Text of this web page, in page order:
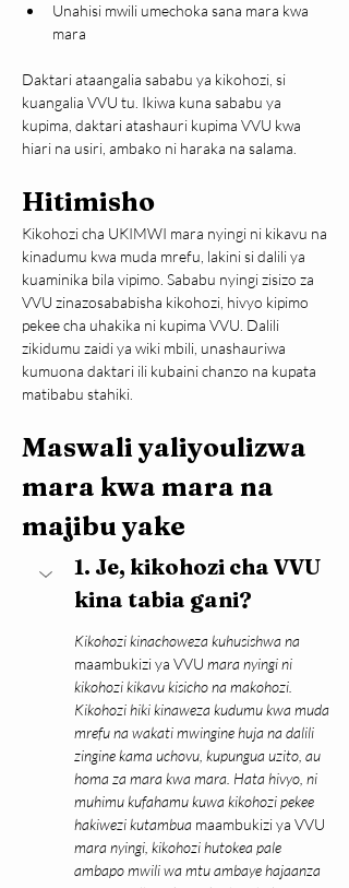
Unahisi mwili umechoka sana mara kwa
mara
Daktari ataangalia sababu ya kikohozi, si
kuangalia VVU tu. Ikiwa kuna sababu ya
kupima, daktari atashauri kupima VVU kwa
hiari na usiri, ambako ni haraka na salama.
Hitimisho
Kikohozi cha UKIMWI mara nyingi ni kikavu na
kinadumu kwa muda mrefu, lakini si dalili ya
kuaminika bila vipimo. Sababu nyingi zisizo za
VVU zinazosababisha kikohozi, hivyo kipimo
pekee cha uhakika ni kupima VVU. Dalili
zikidumu zaidi ya wiki mbili, unashauriwa
kumuona daktari ili kubaini chanzo na kupata
matibabu stahiki.
Maswali yaliyoulizwa
mara kwa mara na
majibu yake
1. Je, kikohozi cha VVU
kina tabia gani?
Kikohozi kinachoweza kuhusishwa na
maambukizi ya VVU mara nyingi ni
kikohozi kikavu kisicho na makohozi.
Kikohozi hiki kinaweza kudumu kwa muda
mrefu na wakati mwingine huja na dalili
zingine kama uchovu, kupungua uzito, au
homa za mara kwa mara. Hata hivyo, ni
muhimu kufahamu kuwa kikohozi pekee
hakiwezi kutambua maambukizi ya VVU
mara nyingi, kikohozi hutokea pale
ambapo mwili wa mtu ambaye hajaanza